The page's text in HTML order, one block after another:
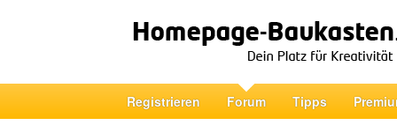
Registrieren Forum Tipps